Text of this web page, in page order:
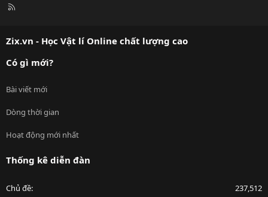
R
Zix.vn - Học Vật lí Online chất lượng cao
Có gì mới?
Bài viết mới
Dòng thời gian
Hoạt động mới nhất
Thống kê diễn đàn
Chủ đề 237,512